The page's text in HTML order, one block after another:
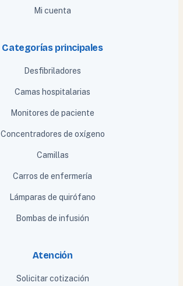
Mi cuenta
Categorías principales
Desfibriladores
Camas hospitalarias
Monitores de paciente
Concentradores de oxígeno
Camillas
Carros de enfermería
Lámparas de quirófano
Bombas de infusión
Atención
Solicitar cotización